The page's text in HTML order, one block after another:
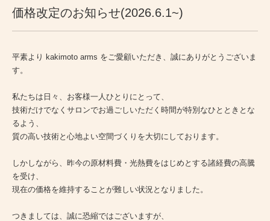
SPECIALIST
CATALOG
SALON
PRICE
価格改定のお知らせ(2026.6.1~)
平素より kakimoto arms をご愛顧いただき、誠にありがとうございま
す。
私たちは日々、お客様一人ひとりにとって、
技術だけでなくサロンでお過ごしいただく時間が特別なひとときとな
るよう、
質の高い技術と心地よい空間づくりを大切にしております。
しかしながら、昨今の原材料費・光熱費をはじめとする諸経費の高騰
を受け、
現在の価格を維持することが難しい状況となりました。
つきましては、誠に恐縮ではございますが、